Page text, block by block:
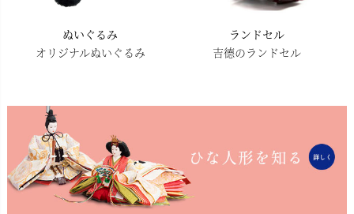
ぬいぐるみ
オリジナルぬいぐるみ
ランドセル
吉德のランドセル